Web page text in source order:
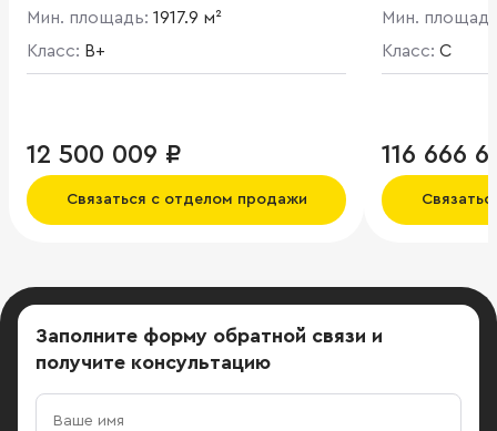
м. 3 VIP зоны. Огороженная,
благоустроенная территория.
Мин. площадь: 1917.9 м²
Класс: B+
12 500 009 ₽
Связаться с отделом продажи
Мин.
Класс: C
116 666
Заполните форму обратной связи и
получите консультацию